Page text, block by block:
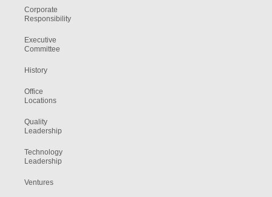
Corporate
Responsibility
Executive
Committee
History
Office
Locations
Quality
Leadership
Technology
Leadership
Ventures